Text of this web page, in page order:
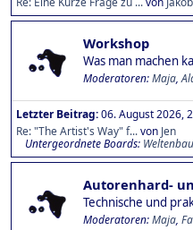
Workshop
Was man machen
Moderatoren:Maja,
Letzter Beitrag:06. August 2026,
Re: "The Artist's Way" f...von Jen
Untergeordnete Boards Weltenbau
Autorenhard-
Technische und
Moderatoren:Maja,